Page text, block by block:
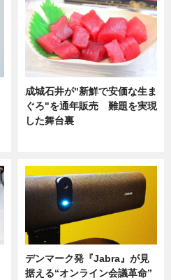
成城石井が"新鮮で安価な生ま
ぐろ"を通年販売 難題を実現
した舞台裏
デンマーク発『Jabra』が見
据える“オンライン会議革命”